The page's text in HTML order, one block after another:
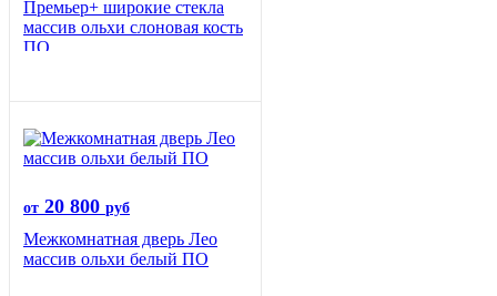
Премьер+ широкие стекла
массив ольхи слоновая кость
ПО
от 20 800 руб
Межкомнатная дверь Лео
массив ольхи белый ПО